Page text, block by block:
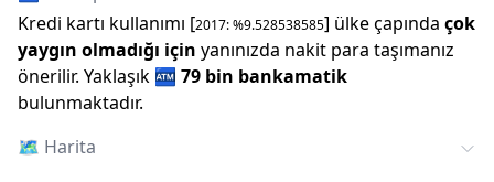
Kredi kartı kullanımı [2017: %9.528538585] ülke çapında çok
yaygın olmadığı için yanınızda nakit para taşımanız
önerilir. Yaklaşık 🏧 79 bin bankamatik
bulunmaktadır.
🗺️ Harita